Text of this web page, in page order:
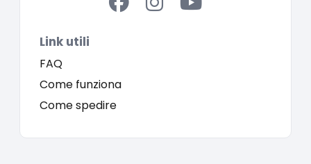
Link utili
FAQ
Come funziona
Come spedire